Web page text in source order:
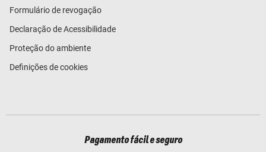
Formulário de revogação
Declaração de Acessibilidade
Proteção do ambiente
Definições de cookies
Pagamento fácil e seguro